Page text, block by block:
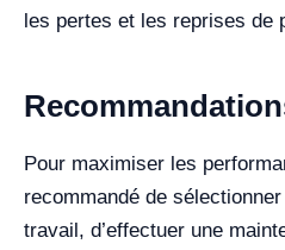
les pertes et les reprises de
Pour maximiser les
recommandé de
travail, d’effectuer une